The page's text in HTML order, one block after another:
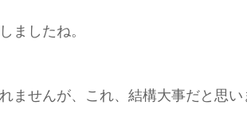
ましたね。
ませんが、これ、結構大事だと思い